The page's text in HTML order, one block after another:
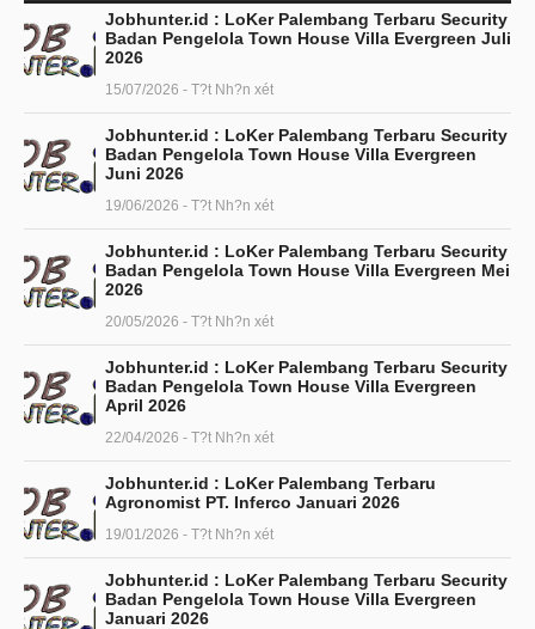
Jobhunter.id : LoKer Palembang Terbaru Security
Badan Pengelola Town House Villa Evergreen Juli
2026
15/07/2026 - T?t Nh?n xét
Jobhunter.id : LoKer Palembang Terbaru Security
Badan Pengelola Town House Villa Evergreen
Juni 2026
19/06/2026 - T?t Nh?n xét
Jobhunter.id : LoKer Palembang Terbaru Security
Badan Pengelola Town House Villa Evergreen Mei
2026
20/05/2026 - T?t Nh?n xét
Jobhunter.id : LoKer Palembang Terbaru Security
Badan Pengelola Town House Villa Evergreen
April 2026
22/04/2026 - T?t Nh?n xét
Jobhunter.id : LoKer Palembang Terbaru
Agronomist PT. Inferco Januari 2026
19/01/2026 - T?t Nh?n xét
Jobhunter.id : LoKer Palembang Terbaru Security
Badan Pengelola Town House Villa Evergreen
Januari 2026